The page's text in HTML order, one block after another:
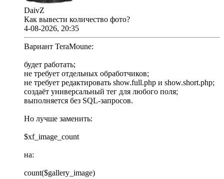
DaivZ
Как вывести количество фото?
4-08-2026, 20:35
Вариант TeraMoune:
будет работать;
не требует отдельных обработчиков;
не требует редактировать show.full.php и show.short.php;
создаёт универсальный тег для любого поля;
выполняется без SQL-запросов.
Но лучше заменить:
$xf_image_count
на:
count($gallery_image)